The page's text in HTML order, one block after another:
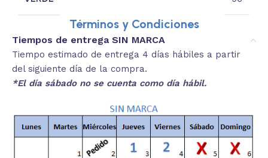
Términos y Condiciones
Tiempos de entrega SIN MARCA
Tiempo estimado de entrega 4 días hábiles a partir
del siguiente día de la compra.
*El día sábado no se cuenta como día hábil.